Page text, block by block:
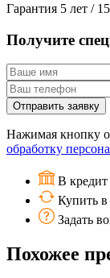
Гарантия 5 лет /
Получите
Отправить заявку
Нажимая кнопку
обработку
В кредит
Купить в
Задать
Похожее